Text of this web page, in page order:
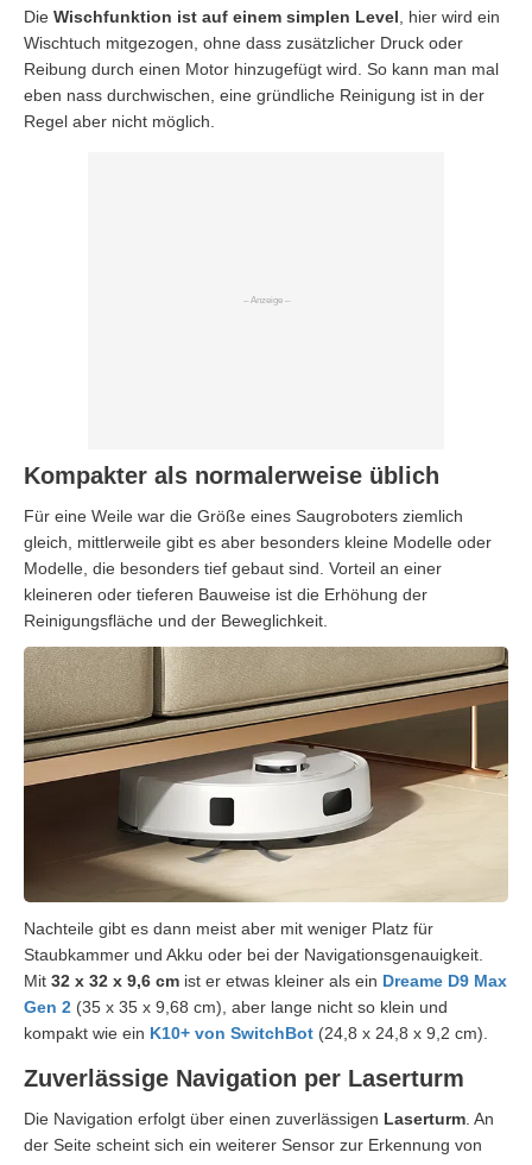
Die Wischfunktion ist auf einem simplen Level , hier wird ein
Wischtuch mitgezogen, ohne dass zusätzlicher Druck oder
Reibung durch einen Motor hinzugefügt wird. So kann man mal
eben nass durchwischen, eine gründliche Reinigung ist in der
Regel aber nicht möglich.
Kompakter als normalerweise üblich
Für eine Weile war die Größe eines Saugroboters ziemlich
gleich, mittlerweile gibt es aber besonders kleine Modelle oder
Modelle, die besonders tief gebaut sind. Vorteil an einer
kleineren oder tieferen Bauweise ist die Erhöhung der
Reinigungsfläche und der Beweglichkeit.
Nachteile gibt es dann meist aber mit weniger Platz für
Staubkammer und Akku oder bei der Navigationsgenauigkeit.
Mit 32 x 32 x 9,6 cm ist er etwas kleiner als ein Dreame D9 Max
Gen 2 (35 x 35 x 9,68 cm), aber lange nicht so klein und
kompakt wie ein K10+ von SwitchBot (24,8 x 24,8 x 9,2 cm).
Zuverlässige Navigation per Laserturm
Die Navigation erfolgt über einen zuverlässigen Laserturm. An
der Seite scheint sich ein weiterer Sensor zur Erkennung von